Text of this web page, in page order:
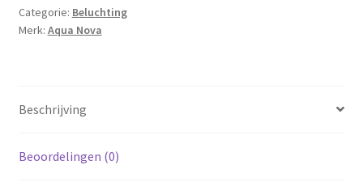
Categorie: Beluchting
Merk: Aqua Nova
Beschrijving
Beoordelingen (0)